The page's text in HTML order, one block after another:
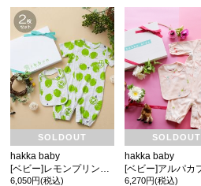
SOLDOUT
hakka baby
6,050円(税込)
SOLDOUT
hakka baby
6,270円(税込)